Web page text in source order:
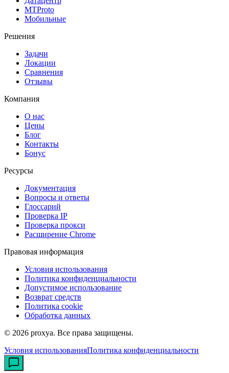
MTProto
Мобильные
Решения
Задачи
Локации
Сравнения
Отзывы
Компания
О нас
Цены
Блог
Контакты
Бонус
Ресурсы
Документация
Вопросы и ответы
Глоссарий
Проверка IP
Проверка прокси
Расширение Chrome
Правовая информация
Условия использования
Политика конфиденциальности
Допустимое использование
Возврат средств
Политика cookie
Обработка данных
© 2026 proxya. Все права защищены.
Условия использованияПолитика конфиденциальности